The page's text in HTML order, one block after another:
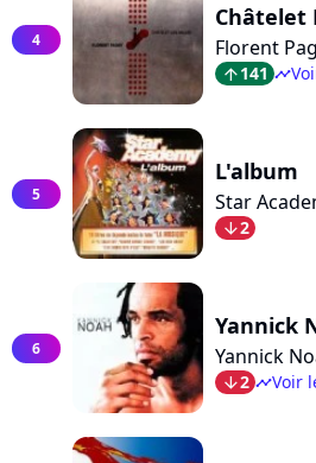
4
Châtelet
Florent
arrow_top141 timeline
5
L'album
Star
arrow_bot2
6
Yannick
Yannick
arrow_bot2 timelineVoir